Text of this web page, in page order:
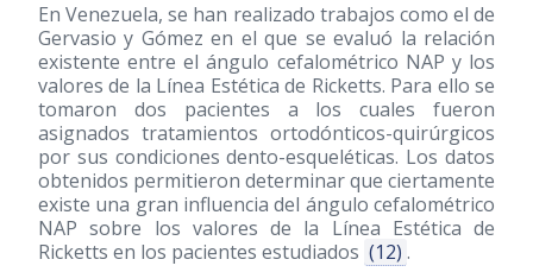
En Venezuela, se han realizado trabajos como el de
Gervasio y Gómez en el que se evaluó la relación
existente entre el ángulo cefalométrico NAP y los
valores de la Línea Estética de Ricketts. Para ello se
tomaron dos pacientes a los cuales fueron
asignados tratamientos ortodónticos-quirúrgicos
por sus condiciones dento-esqueléticas. Los datos
obtenidos permitieron determinar que ciertamente
existe una gran influencia del ángulo cefalométrico
NAP sobre los valores de la Línea Estética de
Ricketts en los pacientes estudiados (12) .